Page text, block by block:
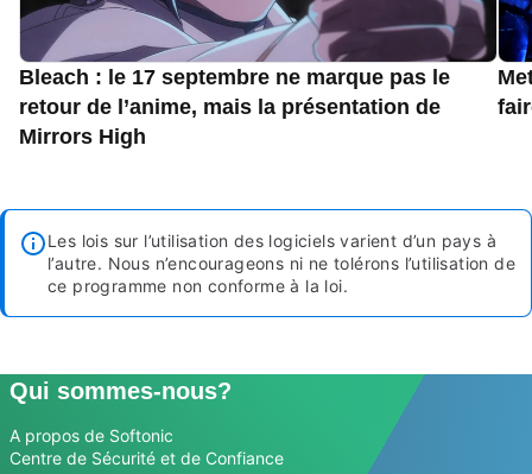
Bleach : le 17 septembre ne marque pas le
retour de l’anime, mais la présentation de
Mirrors High
Les lois sur l’utilisation des logiciels varient d’un pays à
l’autre. Nous n’encourageons ni ne tolérons l’utilisation de
ce programme non conforme à la loi.
Qui sommes-nous?
A propos de Softonic
Centre de Sécurité et de Confiance